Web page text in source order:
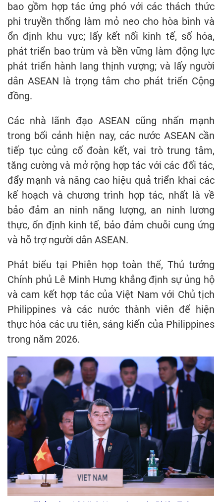
bao gồm hợp tác ứng phó với các thách thức
phi truyền thống làm mỏ neo cho hòa bình và
ổn định khu vực; lấy kết nối kinh tế, số hóa,
phát triển bao trùm và bền vững làm động lực
phát triển hành lang thịnh vượng; và lấy người
dân ASEAN là trọng tâm cho phát triển Cộng
đồng.
Các nhà lãnh đạo ASEAN cũng nhấn mạnh
trong bối cảnh hiện nay, các nước ASEAN cần
tiếp tục củng cố đoàn kết, vai trò trung tâm,
tăng cường và mở rộng hợp tác với các đối tác,
đẩy mạnh và nâng cao hiệu quả triển khai các
kế hoạch và chương trình hợp tác, nhất là về
bảo đảm an ninh năng lượng, an ninh lương
thực, ổn định kinh tế, bảo đảm chuỗi cung ứng
và hỗ trợ người dân ASEAN.
Phát biểu tại Phiên họp toàn thể, Thủ tướng
Chính phủ Lê Minh Hưng khẳng định sự ủng hộ
và cam kết hợp tác của Việt Nam với Chủ tịch
Philippines và các nước thành viên để hiện
thực hóa các ưu tiên, sáng kiến của Philippines
trong năm 2026.